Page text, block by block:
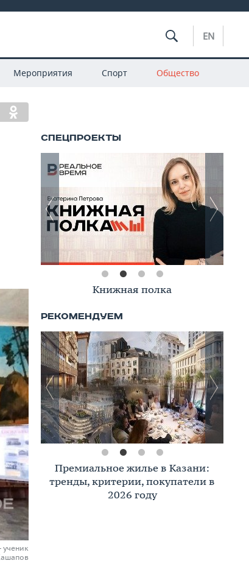
EN
Мероприятия Спорт Общество
ученик
Книжная полка
Премиальное жилье в Казани:
тренды, критерии, покупатели в
2026 году